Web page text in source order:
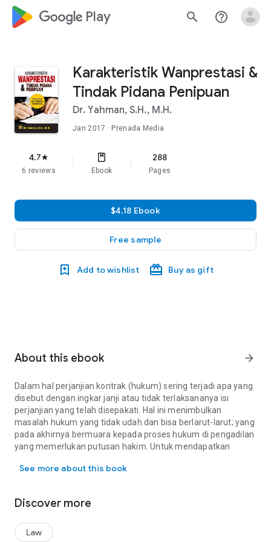
google_logo Play search help_outline
Karakteristik Wanprestasi &
Tindak Pidana Penipuan
Dr. Yahman, S.H., M.H.
Jan 2017 · Prenada Media
4.7star
6 reviews Ebook
288
Pages
$4.18 Ebook
Free sample
Add to wishlist Buy as gift
About this ebook arrow_forward
Dalam hal perjanjian kontrak (hukum) sering terjadi apa yang
disebut dengan ingkar janji atau tidak terlaksananya isi
perjanjian yang telah disepakati. Hal ini menimbulkan
masalah hukum yang tidak udah dan bisa berlarut-larut; yang
pada akhirnya bermuara kepada proses hukum di pengadilan
yang memerlukan putusan hakim. Untuk mendapatkan
van gewijsde) membutuhkan rentang waktu yang panjang
lahir dan hubungan kontraktual. Referensi bidang hukum ini
kontrak, dan konsep wanprestasi; (2) Tinjauan hukum
See more about this book
Discover more
Law